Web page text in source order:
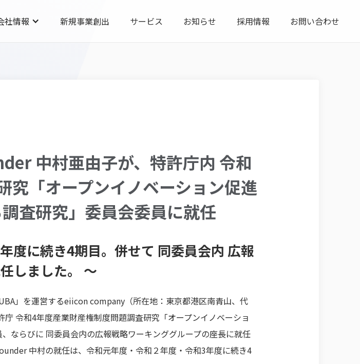
社情報 新規事業創出 サービス お知らせ 採用情報 お問い合わせ
中村亜由子が、特許庁内 令和
究「オープンイノベーション促進
査研究」委員会委員に就任
度に続き4期目。併せて 同委員会内 広報
しました。 ～
」を運営するeiicon company（所在地：東京都港区南青山、代
令和4年度産業財産権制度問題調査研究「オープンイノベーショ
ならびに 同委員会内の広報戦略ワーキンググループの座長に就任
中村の就任は、令和元年度・令和２年度・令和3年度に続き4